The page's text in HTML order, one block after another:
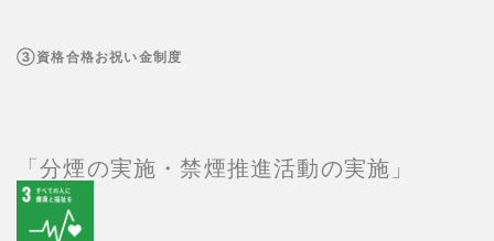
③資格合格お祝い金制度
「分煙の実施・禁煙推進活動の実施」